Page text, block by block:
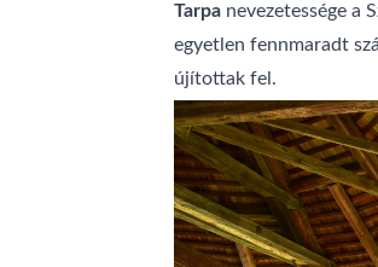
Tarpa nevezetessége a
egyetlen fennmaradt
újítottak fel.